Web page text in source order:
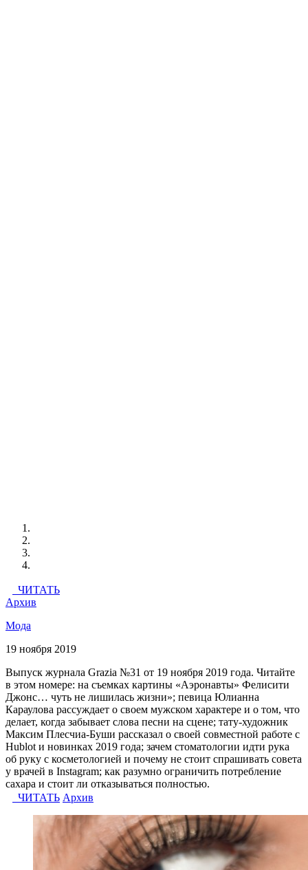
ЧИТАТЬ
Архив
Мода
19 ноября 2019
Выпуск журнала Grazia №31 от 19 ноября 2019 года. Читайте
в этом номере: на съемках картины «Аэронавты» Фелисити
Джонс… чуть не лишилась жизни»; певица Юлианна
Караулова рассуждает о своем мужском характере и о том, что
делает, когда забывает слова песни на сцене; тату-художник
Максим Плесчиа-Буши рассказал о своей совместной работе с
Hublot и новинках 2019 года; зачем стоматологии идти рука
об руку с косметологией и почему не стоит спрашивать совета
у врачей в Instagram; как разумно ограничить потребление
сахара и стоит ли отказываться полностью.
ЧИТАТЬ Архив